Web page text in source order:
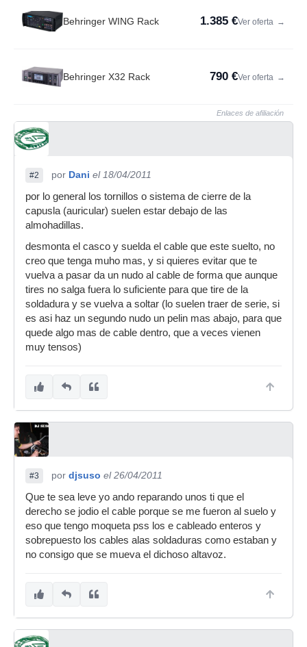
Behringer WING Rack 1.385 €Ver oferta →
Behringer X32 Rack 790 €Ver oferta →
Enlaces de afiliación
#2 por Dani el 18/04/2011
por lo general los tornillos o sistema de cierre de la
capusla (auricular) suelen estar debajo de las
almohadillas.
desmonta el casco y suelda el cable que este suelto, no
creo que tenga muho mas, y si quieres evitar que te
vuelva a pasar da un nudo al cable de forma que aunque
tires no salga fuera lo suficiente para que tire de la
soldadura y se vuelva a soltar (lo suelen traer de serie, si
es asi haz un segundo nudo un pelin mas abajo, para que
quede algo mas de cable dentro, que a veces vienen
muy tensos)
#3 por djsuso el 26/04/2011
Que te sea leve yo ando reparando unos ti que el
derecho se jodio el cable porque se me fueron al suelo y
eso que tengo moqueta pss los e cableado enteros y
sobrepuesto los cables alas soldaduras como estaban y
no consigo que se mueva el dichoso altavoz.